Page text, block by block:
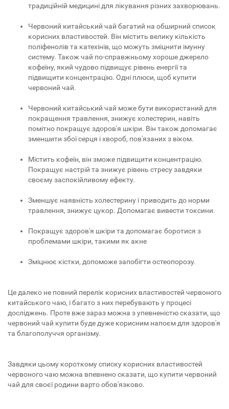
традиційній медицині для лікування різних захворювань.
Червоний китайський чай багатий на обширний список
корисних властивостей. Він містить велику кількість
поліфенолів та катехінів, що можуть зміцнити імунну
систему. Також чай по-справжньому хороше джерело
кофеїну, який чудово підвищує рівень енергії та
підвищити концентрацію. Одні плюси, щоб купити
червоний чай.
Червоний китайський чай може бути використаний для
покращення травлення, знижує холестерин, навіть
помітно покращує здоров'я шкіри. Він також допомагає
зменшити збої серця і хвороб, пов'язаних з віком.
Містить кофеїн, він зможе підвищити концентрацію.
Покращує настрій та знижує рівень стресу завдяки
своєму заспокійливому ефекту.
Зменшує наявність холестерину і приводить до норми
травлення, знижує цукор. Допомагає вивести токсини.
Покращує здоров'я шкіри та допомагає боротися з
проблемами шкіри, такими як акне
Зміцнює кістки, допоможе запобігти остеопорозу.
Це далеко не повний перелік корисних властивостей червоного
китайського чаю, і багато з них перебувають у процесі
досліджень. Проте вже зараз можна з упевненістю сказати, що
червоний чай купити буде дуже корисним напоєм для здоров'я
та благополуччя організму.
Завдяки цьому короткому списку корисних властивостей
червоного чаю можна впевнено сказати, що купити червоний
чай для своєї родини варто обов'язково.